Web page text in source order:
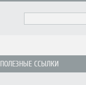
ПОЛЕЗНЫЕ ССЫЛКИ